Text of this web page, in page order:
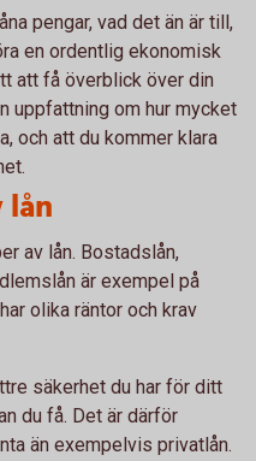
pengar, vad det än är till,
en ordentlig ekonomisk
att få överblick över din
uppfattning om hur mycket
och att du kommer klara
lån
av lån. Bostadslån,
är exempel på
olika räntor och krav
säkerhet du har för ditt
du få. Det är därför
än exempelvis privatlån.